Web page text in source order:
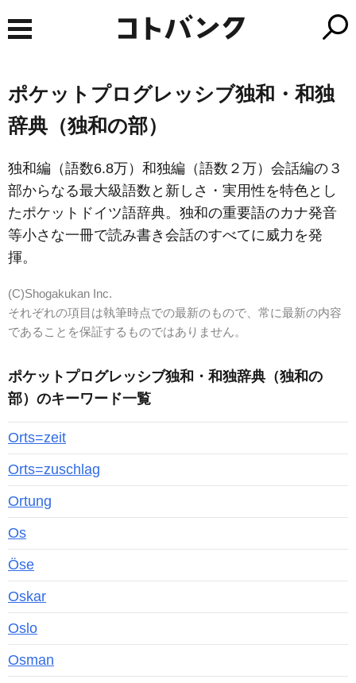
ポケットプログレッシブ独和・和独
辞典（独和の部）
独和編（語数6.8万）和独編（語数２万）会話編の３
部からなる最大級語数と新しさ・実用性を特色とし
たポケットドイツ語辞典。独和の重要語のカナ発音
等小さな一冊で読み書き会話のすべてに威力を発
揮。
(C)Shogakukan Inc.
それぞれの項目は執筆時点での最新のもので、常に最新の内容
であることを保証するものではありません。
ポケットプログレッシブ独和・和独辞典（独和の
部）のキーワード一覧
Orts=zeit
Orts=zuschlag
Ortung
Os
Öse
Oskar
Oslo
Osman